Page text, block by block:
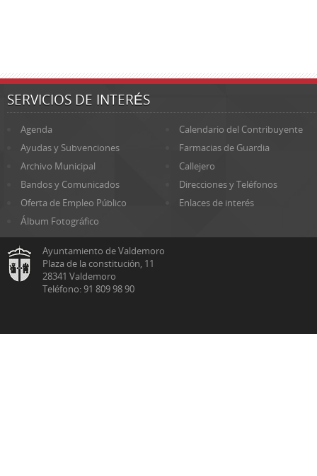
SERVICIOS DE INTERÉS
Agenda
Calendario del Contribuyente
Ayudas y Subvenciones
Farmacias de Guardia
Archivo Municipal
Callejero
Bandos y Comunicados
Direcciones y Teléfonos
Oferta de Empleo Público
Enlaces de interés
Álbum Fotográfico
Ayuntamiento de Valdemoro
Plaza de la constitución, 11
28341 Valdemoro
Teléfono: 91 809 98 90